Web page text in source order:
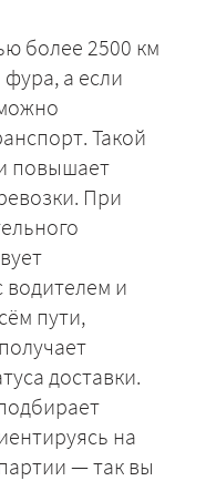
более 2500 км
а если
Такой
повышает
При
водителем и
пути,
доставки.
на
— так вы
520-05-23